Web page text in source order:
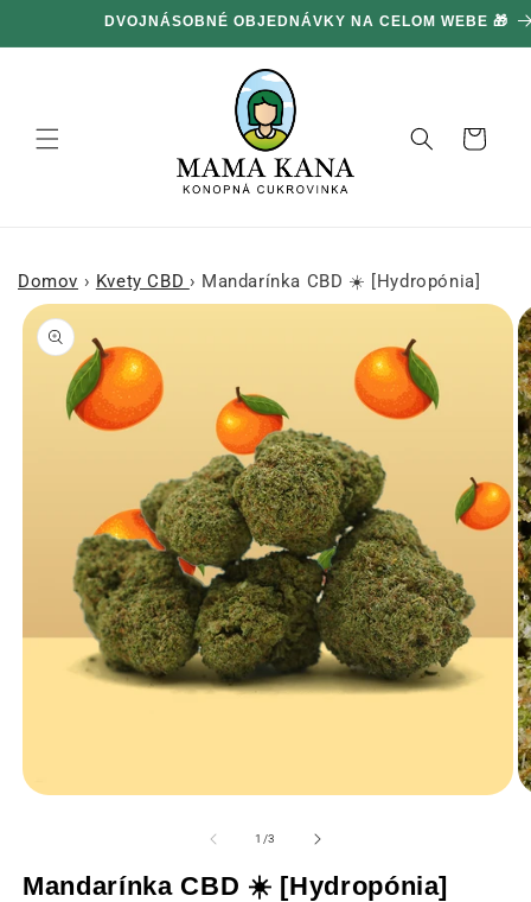
na obsah
DVOJNÁSOBNÉ OBJEDNÁVKY NA CELOM WEBE 🎁
Košík
Domov › Kvety CBD › Mandarínka CBD ☀️ [Hydropónia]
Prejsť na
informácie
o produkte
modálnom
okne
1 /z3
Mandarínka CBD ☀️ [Hydropónia]